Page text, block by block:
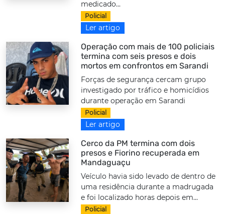
medicado...
Policial
Ler artigo
Operação com mais de 100 policiais
termina com seis presos e dois
mortos em confrontos em Sarandi
Forças de segurança cercam grupo
investigado por tráfico e homicídios
durante operação em Sarandi
Policial
Ler artigo
Cerco da PM termina com dois
presos e Fiorino recuperada em
Mandaguaçu
Veículo havia sido levado de dentro de
uma residência durante a madrugada
e foi localizado horas depois em...
Policial